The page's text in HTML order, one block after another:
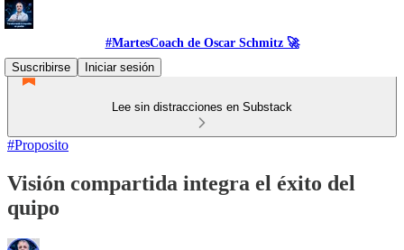
#MartesCoach de Oscar Schmitz 🚀
Suscribirse
Iniciar sesión
Lee sin distracciones en Substack
#Proposito
Visión compartida integra el éxito del
quipo